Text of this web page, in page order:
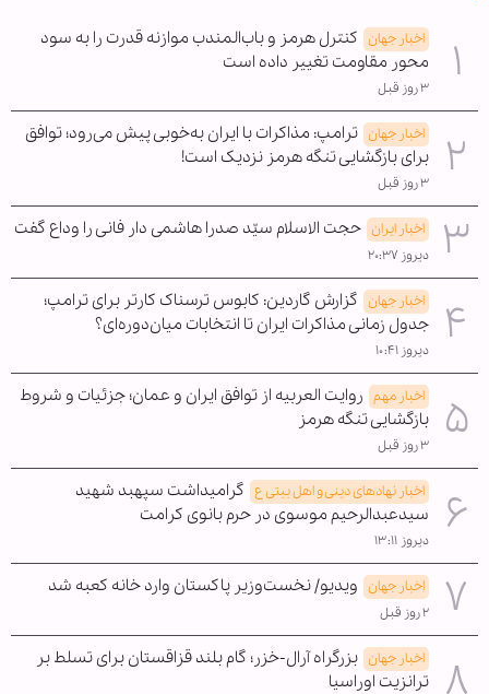
اخبار جهان کنترل هرمز و باب‌المندب موازنه قدرت را به سود
محور مقاومت تغییر داده است
۳ روز قبل
اخبار جهان ترامپ: مذاکرات با ایران به‌خوبی پیش می‌رود؛ توافق
برای بازگشایی تنگه هرمز نزدیک است!
۳ روز قبل
اخبار ایران حجت الاسلام سیّد صدرا هاشمی دار فانی را وداع گفت
دیروز ۲۰:۳۷
اخبار جهان گزارش گاردین: کابوس ترسناک کارتر برای ترامپ؛
جدول زمانی مذاکرات ایران تا انتخابات میان‌دوره‌ای؟
دیروز ۱۰:۴۱
اخبار مهم روایت العربیه از توافق ایران و عمان؛ جزئیات و شروط
بازگشایی تنگه هرمز
۳ روز قبل
اخبار نهادهای دینی و اهل بیتی ع گرامیداشت سپهبد شهید
سیدعبدالرحیم موسوی در حرم بانوی کرامت
دیروز ۱۳:۱۱
اخبار جهان ویدیو/ نخست‌وزیر پاکستان وارد خانه کعبه شد
۲ روز قبل
اخبار جهان بزرگراه آرال-خزر؛ گام بلند قزاقستان برای تسلط بر
ترانزیت اوراسیا